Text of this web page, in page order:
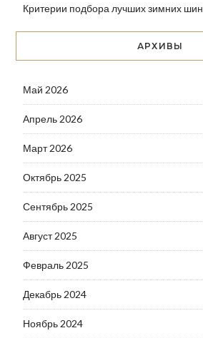
Критерии подбора лучших зимних шин
АРХИВЫ
Май 2026
Апрель 2026
Март 2026
Октябрь 2025
Сентябрь 2025
Август 2025
Февраль 2025
Декабрь 2024
Ноябрь 2024